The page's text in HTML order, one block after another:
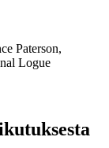
Paterson,
Logue